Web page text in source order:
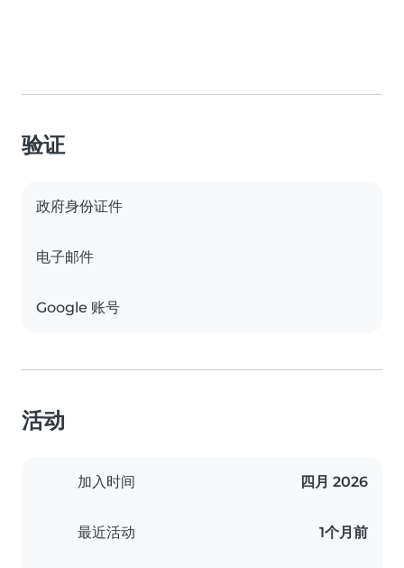
验证
政府身份证件
电子邮件
Google 账号
活动
加入时间 四月 2026
最近活动 1个月前